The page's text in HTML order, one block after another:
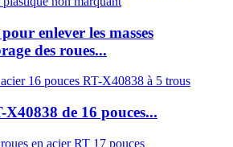
enlever les masses
des roues...
X40838 de 16 pouces...